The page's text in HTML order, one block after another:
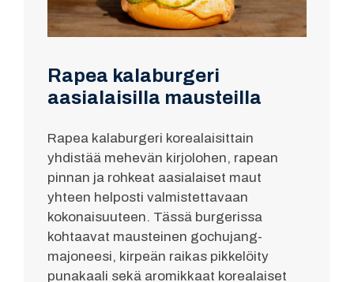
Rapea kalaburgeri
aasialaisilla mausteilla
Rapea kalaburgeri korealaisittain
yhdistää mehevän kirjolohen, rapean
pinnan ja rohkeat aasialaiset maut
yhteen helposti valmistettavaan
kokonaisuuteen. Tässä burgerissa
kohtaavat mausteinen gochujang-
majoneesi, kirpeän raikas pikkelöity
punakaali sekä aromikkaat korealaiset